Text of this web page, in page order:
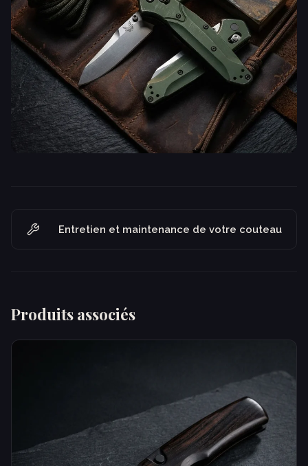
Entretien et maintenance de votre couteau
Produits associés